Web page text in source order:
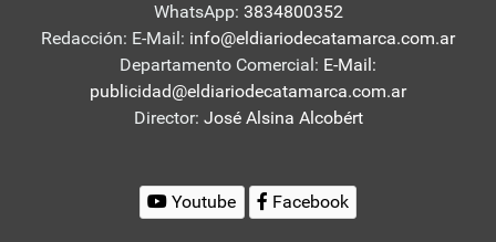
WhatsApp: 3834800352
Redacción: E-Mail: info@eldiariodecatamarca.com.ar
Departamento Comercial: E-Mail:
publicidad@eldiariodecatamarca.com.ar
Director: José Alsina Alcobért
Youtube Facebook